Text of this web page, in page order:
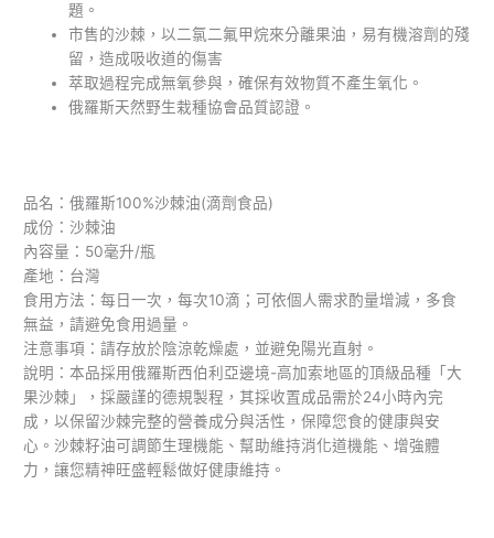
題。
市售的沙棘，以二氯二氟甲烷來分離果油，易有機溶劑的殘
留，造成吸收道的傷害
萃取過程完成無氧參與，確保有效物質不產生氧化。
俄羅斯天然野生栽種協會品質認證。
品名：俄羅斯100%沙棘油(滴劑食品)
成份：沙棘油
內容量：50毫升/瓶
產地：台灣
食用方法：每日一次，每次10滴；可依個人需求酌量增減，多食
無益，請避免食用過量。
注意事項：請存放於陰涼乾燥處，並避免陽光直射。
說明：本品採用俄羅斯西伯利亞邊境-高加索地區的頂級品種「大
果沙棘」，採嚴謹的德規製程，其採收置成品需於24小時內完
成，以保留沙棘完整的營養成分與活性，保障您食的健康與安
心。沙棘籽油可調節生理機能、幫助維持消化道機能、增強體
力，讓您精神旺盛輕鬆做好健康維持。